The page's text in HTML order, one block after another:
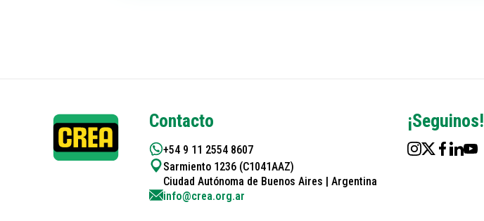
Contacto
+54 9 11 2554 8607
Sarmiento 1236 (C1041AAZ)
Ciudad Autónoma de Buenos Aires | Argentina
info@crea.org.ar
¡Seguinos!